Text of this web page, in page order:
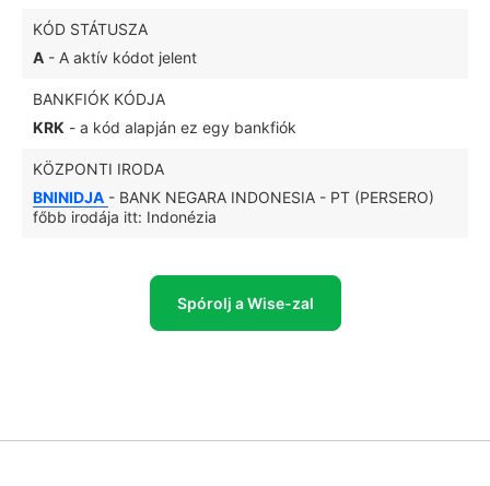
KÓD STÁTUSZA
A - A aktív kódot jelent
BANKFIÓK KÓDJA
KRK - a kód alapján ez egy bankfiók
KÖZPONTI IRODA
BNINIDJA - BANK NEGARA INDONESIA - PT (PERSERO)
főbb irodája itt: Indonézia
Spórolj a Wise-zal